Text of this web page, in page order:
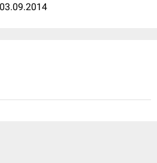
03.09.2014